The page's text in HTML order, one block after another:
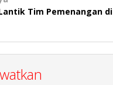
Tim Pemenangan di